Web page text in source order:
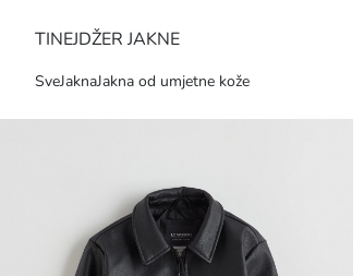
TINEJDŽER JAKNE
SveJaknaJakna od umjetne kože